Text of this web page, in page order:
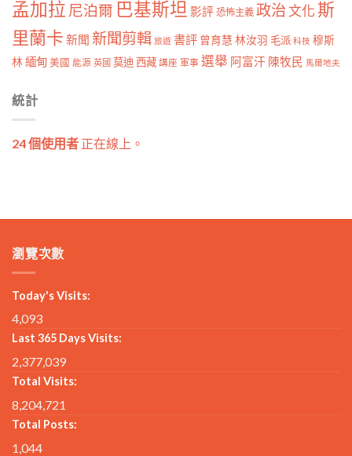
孟加拉 尼泊爾 巴基斯坦 影評 恐怖主義 政治文化斯
里蘭卡 新聞 新聞剪輯 旅遊 書評 曾育慧 林汝羽 毛派 科技 穆斯
林 緬甸 美國 能源 英國 莫迪 西藏 講座 軍事 選舉 阿富汗 陳牧民 馬爾地夫
統計
24 個使用者 正在線上。
瀏覽次數
Today's Visits:
4,093
Last 365 Days Visits:
2,377,039
Total Visits:
8,204,721
Total Posts:
1,044